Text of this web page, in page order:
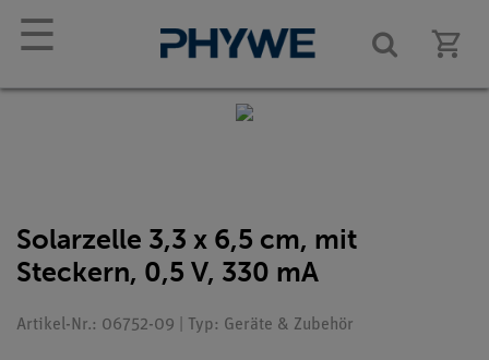
☰
Solarzelle 3,3 x 6,5 cm, mit
Steckern, 0,5 V, 330 mA
Artikel-Nr.: 06752-09 | Typ: Geräte & Zubehör